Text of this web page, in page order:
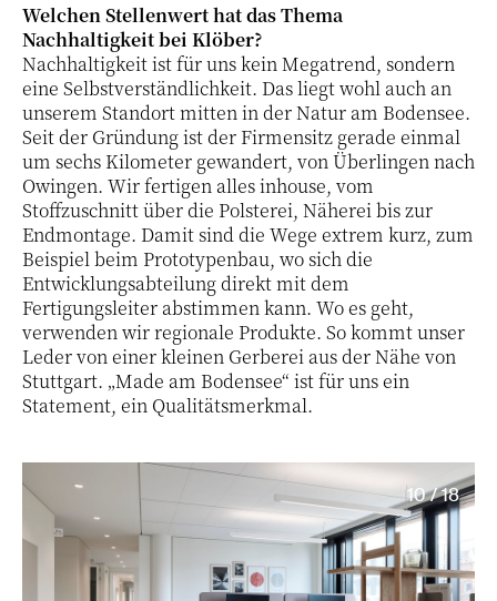
Welchen Stellenwert hat das Thema
Nachhaltigkeit bei Klöber?
Nachhaltigkeit ist für uns kein Megatrend, sondern
eine Selbstverständlichkeit. Das liegt wohl auch an
unserem Standort mitten in der Natur am Bodensee.
Seit der Gründung ist der Firmensitz gerade einmal
um sechs Kilometer gewandert, von Überlingen nach
Owingen. Wir fertigen alles inhouse, vom
Stoffzuschnitt über die Polsterei, Näherei bis zur
Endmontage. Damit sind die Wege extrem kurz, zum
Beispiel beim Prototypenbau, wo sich die
Entwicklungsabteilung direkt mit dem
Fertigungsleiter abstimmen kann. Wo es geht,
verwenden wir regionale Produkte. So kommt unser
Leder von einer kleinen Gerberei aus der Nähe von
Stuttgart. „Made am Bodensee“ ist für uns ein
Statement, ein Qualitätsmerkmal.
10 / 18